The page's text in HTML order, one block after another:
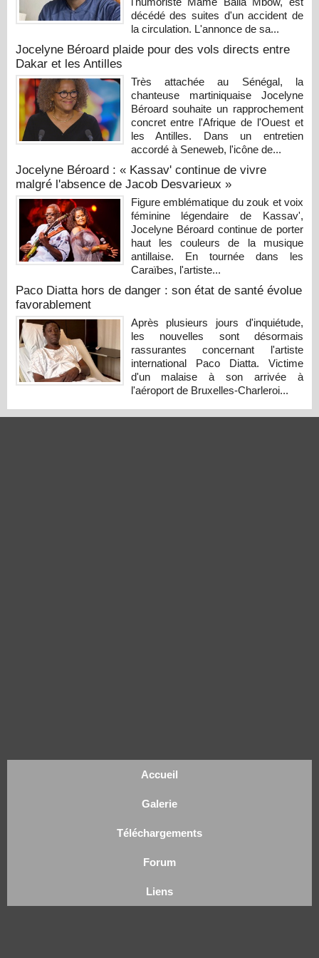
décédé des suites d'un accident de
la circulation. L'annonce de sa...
Jocelyne Béroard plaide pour des vols directs entre
Dakar et les Antilles
Très attachée au Sénégal, la
chanteuse martiniquaise Jocelyne
Béroard souhaite un rapprochement
concret entre l'Afrique de l'Ouest et
les Antilles. Dans un entretien
accordé à Seneweb, l'icône de...
Jocelyne Béroard : « Kassav' continue de vivre
malgré l'absence de Jacob Desvarieux »
Figure emblématique du zouk et voix
féminine légendaire de Kassav',
Jocelyne Béroard continue de porter
haut les couleurs de la musique
antillaise. En tournée dans les
Caraïbes, l'artiste...
Paco Diatta hors de danger : son état de santé évolue
favorablement
Après plusieurs jours d'inquiétude,
les nouvelles sont désormais
rassurantes concernant l'artiste
international Paco Diatta. Victime
d'un malaise à son arrivée à
l'aéroport de Bruxelles-Charleroi...
Accueil
Galerie
Téléchargements
Forum
Liens